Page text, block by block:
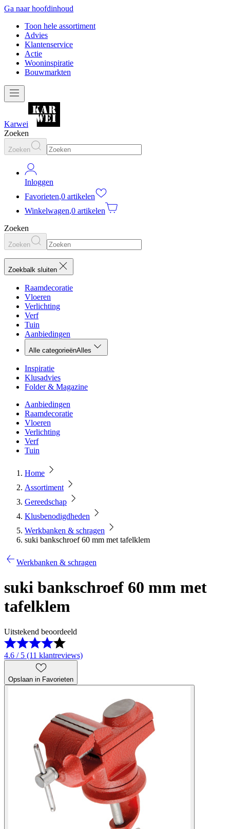
Ga naar hoofdinhoud
Toon hele assortiment
Advies
Klantenservice
Actie
Wooninspiratie
Bouwmarkten
Karwei
Zoeken
Zoeken
Inloggen
Favorieten,0 artikelen
Winkelwagen,0 artikelen
Zoeken
Zoeken
Zoekbalk sluiten
Raamdecoratie
Vloeren
Verlichting
Verf
Tuin
Aanbiedingen
Alle categorieënAlles
Inspiratie
Klusadvies
Folder & Magazine
Aanbiedingen
Raamdecoratie
Vloeren
Verlichting
Verf
Tuin
Home
Assortiment
Gereedschap
Klusbenodigdheden
Werkbanken & schragen
suki bankschroef 60 mm met tafelklem
Werkbanken & schragen
suki bankschroef 60 mm met
tafelklem
Uitstekend beoordeeld
4.6 / 5 (11 klantreviews)
Opslaan in Favorieten